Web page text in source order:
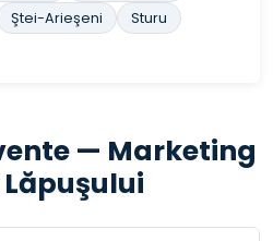
Ştei-Arieşeni
Sturu
— Marketing